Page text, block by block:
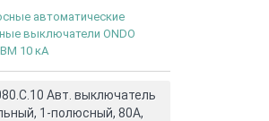
автоматические
выключатели ONDO
10 кА
Авт. выключатель
1-полюсный, 80А,